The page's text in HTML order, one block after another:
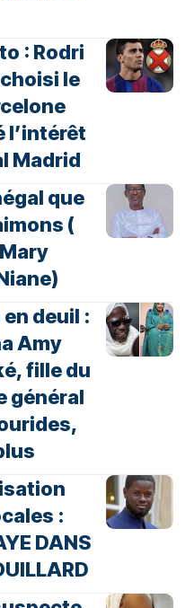
: Rodri
le
l’intérêt
Madrid
que
(
deuil :
Amy
fille du
général
:
DANS